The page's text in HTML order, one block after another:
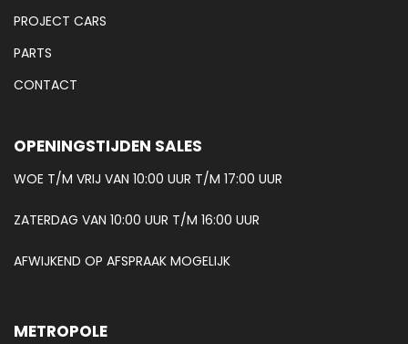
PROJECT CARS
PARTS
CONTACT
OPENINGSTIJDEN SALES
WOE T/M VRIJ VAN 10:00 UUR T/M 17:00 UUR
ZATERDAG VAN 10:00 UUR T/M 16:00 UUR
AFWIJKEND OP AFSPRAAK MOGELIJK
METROPOLE